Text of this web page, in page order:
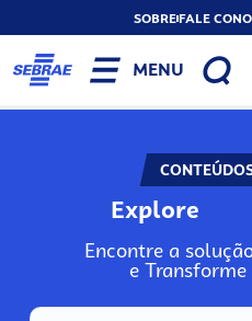
SOBREFALE
MENU
Explore
Encontre a
e